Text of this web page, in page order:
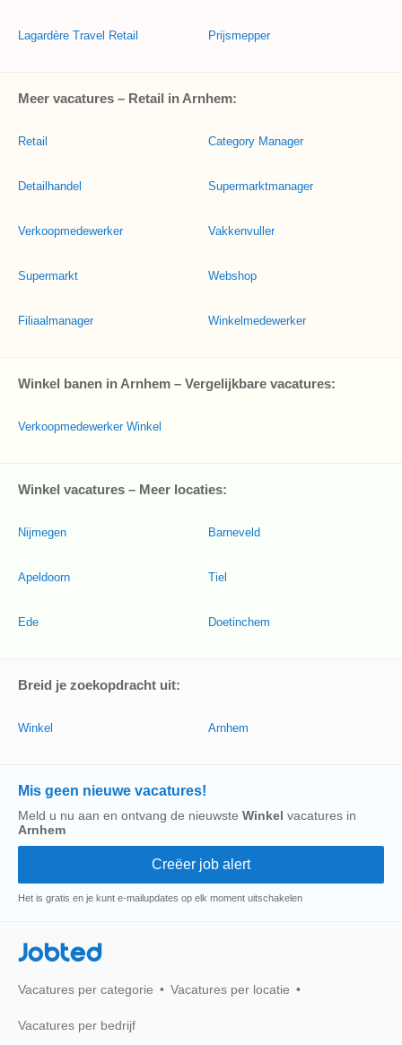
Lagardère Travel Retail Prijsmepper
Meer vacatures – Retail in Arnhem:
Retail
Detailhandel
Verkoopmedewerker
Supermarkt
Filiaalmanager
Category Manager
Supermarktmanager
Vakkenvuller
Webshop
Winkelmedewerker
Winkel banen in Arnhem – Vergelijkbare vacatures:
Verkoopmedewerker Winkel
Winkel vacatures – Meer locaties:
Nijmegen
Apeldoorn
Ede
Barneveld
Tiel
Doetinchem
Breid je zoekopdracht uit:
Winkel Arnhem
Mis geen nieuwe vacatures!
Meld u nu aan en ontvang de nieuwste Winkel vacatures in
Arnhem
Het is gratis en je kunt e-mailupdates op elk moment uitschakelen
Jobted
Vacatures per categorie Vacatures per locatie
Vacatures per bedrijf